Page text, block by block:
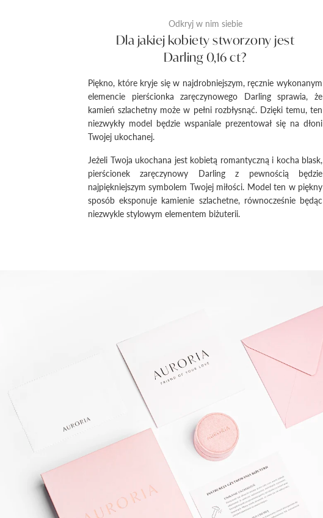
Odkryj w nim siebie
Dla jakiej kobiety stworzony jest
Darling 0,16 ct?
Piękno, które kryje się w najdrobniejszym, ręcznie wykonanym
elemencie pierścionka zaręczynowego Darling sprawia, że
kamień szlachetny może w pełni rozbłysnąć. Dzięki temu, ten
niezwykły model będzie wspaniale prezentował się na dłoni
Twojej ukochanej.
Jeżeli Twoja ukochana jest kobietą romantyczną i kocha blask,
pierścionek zaręczynowy Darling z pewnością będzie
najpiękniejszym symbolem Twojej miłości. Model ten w piękny
sposób eksponuje kamienie szlachetne, równocześnie będąc
niezwykle stylowym elementem biżuterii.